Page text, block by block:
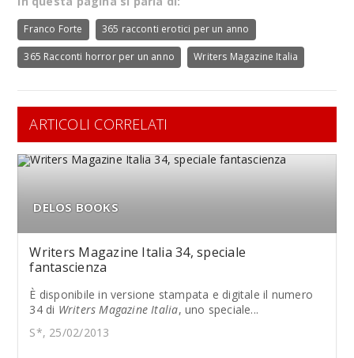
Franco Forte 365 racconti erotici per un anno
365 Racconti horror per un anno Writers Magazine Italia
ARTICOLI CORRELATI
DELOS BOOKS
Writers Magazine Italia 34, speciale
fantascienza
È disponibile in versione stampata e digitale il numero
34 di Writers Magazine Italia, uno speciale...
S*, 25/02/2013